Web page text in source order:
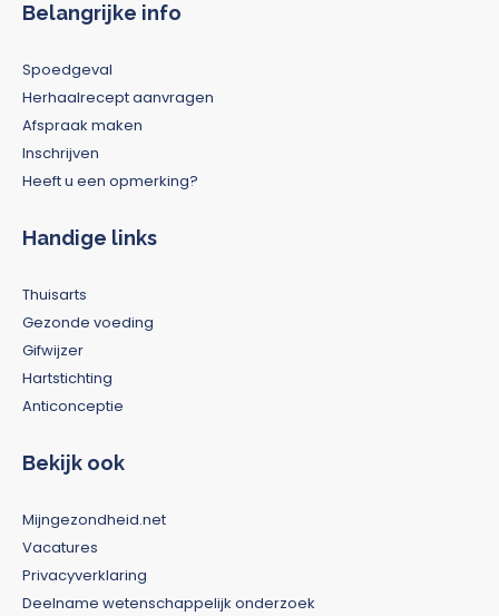
Belangrijke info
Spoedgeval
Herhaalrecept aanvragen
Afspraak maken
Inschrijven
Heeft u een opmerking?
Handige links
Thuisarts
Gezonde voeding
Gifwijzer
Hartstichting
Anticonceptie
Bekijk ook
Mijngezondheid.net
Vacatures
Privacyverklaring
Deelname wetenschappelijk onderzoek